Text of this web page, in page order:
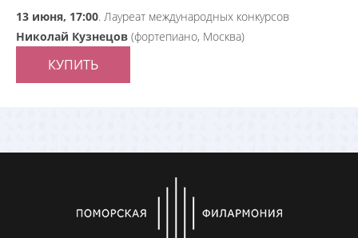
13 июня, 17:00. Лауреат международных конкурсов
Николай Кузнецов (фортепиано, Москва)
КУПИТЬ